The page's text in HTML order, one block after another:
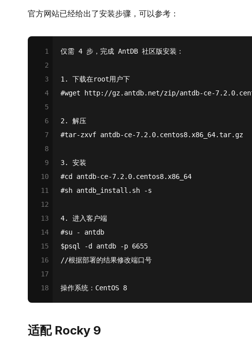
官方网站已经给出了安装步骤，可以参考：
1
2
3
4
5
6
7
8
9
10
11
12
13
14
15
16
17
18
仅需 4 步，完成 AntDB 社区版安装：
1. 下载在root用户下
#wget http://gz.antdb.net/zip/antdb-ce-
2. 解压
#tar-zxvf antdb-ce-7.2.0.centos8.x86_64.tar.gz
3. 安装
#cd
antdb-ce-7.2.0.centos8.x86_64
#sh antdb_install.sh -s
4. 进入客户端
#su - antdb
$psql -d antdb -p 6655
//根据部署的结果修改端口号
操作系统：CentOS 8
适配 Rocky 9